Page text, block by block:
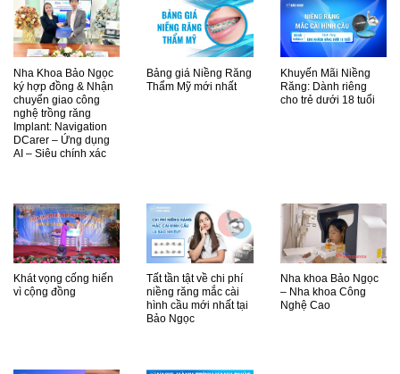
Nha Khoa Bảo Ngọc
ký hợp đồng & Nhận
chuyển giao công
nghệ trồng răng
Implant: Navigation
DCarer – Ứng dụng
AI – Siêu chính xác
Bảng giá Niềng Răng
Thẩm Mỹ mới nhất
Khuyến Mãi Niềng
Răng: Dành riêng
cho trẻ dưới 18 tuổi
Khát vọng cống hiến
vì cộng đồng
Tất tần tật về chi phí
niềng răng mắc cài
hình cầu mới nhất tại
Bảo Ngọc
Nha khoa Bảo Ngọc
– Nha khoa Công
Nghệ Cao